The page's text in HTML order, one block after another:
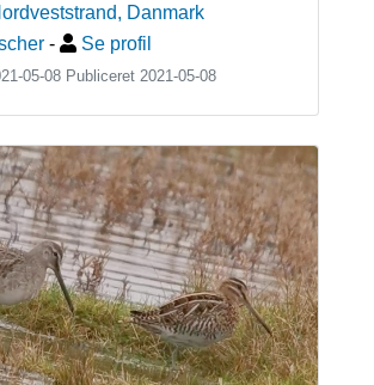
, Danmark
- Se profil
05-08 Publiceret 2021-05-08